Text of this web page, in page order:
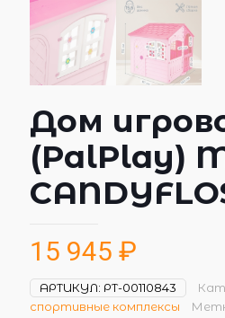
Дом
(PalPlay)
15 945 ₽
АРТИКУЛ: РТ-00110843
спортивные комплексы